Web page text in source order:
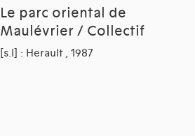
Le parc oriental de
Maulévrier / Collectif
[s.l] : Herault , 1987